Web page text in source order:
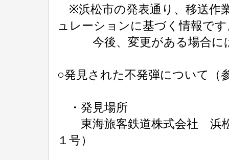
※浜松市の発表通り、移送作
ュレーションに基づく情報です
今後、変更がある場合には
○発見された不発弾について（
・発見場所
東海旅客鉄道株式会社 浜松
１号）